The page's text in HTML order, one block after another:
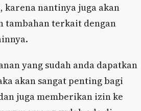
karena nantinya juga akan
tambahan terkait dengan
yang sudah anda dapatkan
akan sangat penting bagi
juga memberikan izin ke